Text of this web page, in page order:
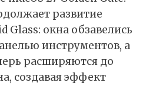
развитие
Glass: окна обзавелись
инструментов, а
расширяются до
создавая эффект